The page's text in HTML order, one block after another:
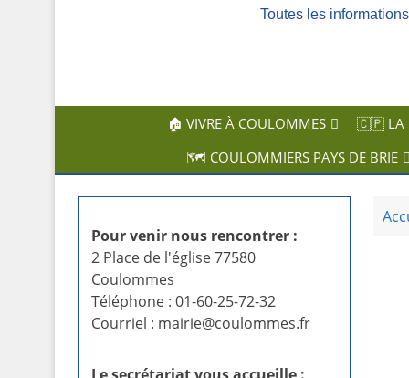
l
Toutes les
🏠 VIVRE À COULOMMES 🇨🇵 LA
🗺️ COULOMMIERS PAYS DE BRIE
Pour venir nous rencontrer :
2 Place de l'église 77580
Coulommes
Téléphone : 01-60-25-72-32
Courriel : mairie@coulommes.fr